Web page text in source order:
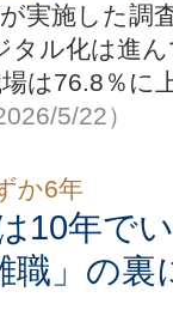
実施した調
タル化は進
は76.8％に
5/22）
か6年
10年で
」の裏